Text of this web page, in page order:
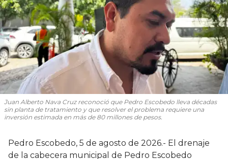
Juan Alberto Nava Cruz reconoció que Pedro Escobedo lleva décadas
sin planta de tratamiento y que resolver el problema requiere una
inversión estimada en más de 80 millones de pesos.
Pedro Escobedo, 5 de agosto de 2026.- El drenaje
de la cabecera municipal de Pedro Escobedo